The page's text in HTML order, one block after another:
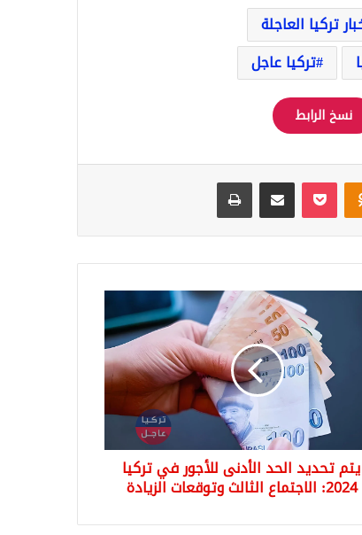
تركيا العاجلة
تركيا عاجل
نسخ الرابط
Odnoklassniki
‫Pocket مشاركة عبر البريد طباعة
تحديد الحد الأدنى للأجور في تركيا